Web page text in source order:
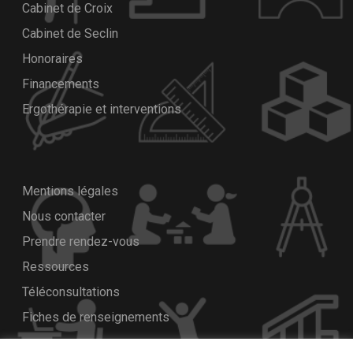
Cabinet de Croix
Cabinet de Seclin
Honoraires
Financements
Ergothérapie et interventions
Mentions légales
Nous contacter
Prendre rendez-vous
Ressources
Téléconsultations
Fiches de renseignements